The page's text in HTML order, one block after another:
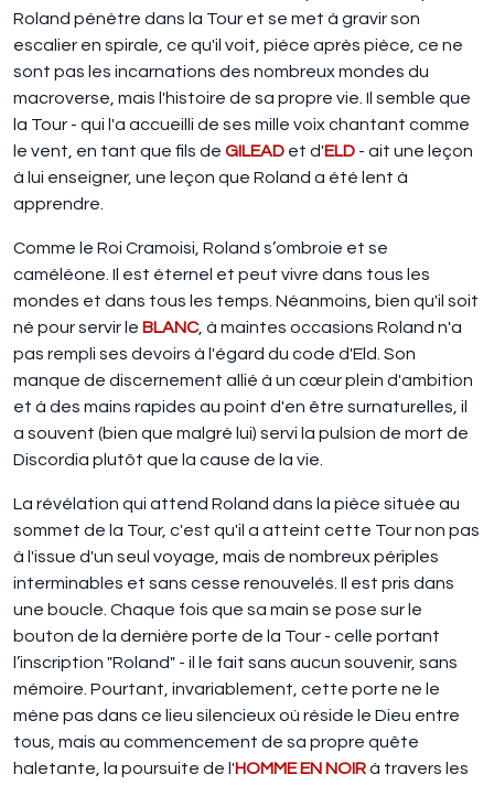
Roland pénètre dans la Tour et se met à gravir son
escalier en spirale, ce qu'il voit, pièce après pièce, ce ne
sont pas les incarnations des nombreux mondes du
macroverse, mais l'histoire de sa propre vie. Il semble que
la Tour - qui l'a accueilli de ses mille voix chantant comme
le vent, en tant que fils de GILEAD et d'ELD - ait une leçon
à lui enseigner, une leçon que Roland a été lent à
apprendre.
Comme le Roi Cramoisi, Roland s’ombroie et se
caméléone. Il est éternel et peut vivre dans tous les
mondes et dans tous les temps. Néanmoins, bien qu'il soit
né pour servir le BLANC, à maintes occasions Roland n'a
pas rempli ses devoirs à l'égard du code d'Eld. Son
manque de discernement allié à un cœur plein d'ambition
et à des mains rapides au point d'en être surnaturelles, il
a souvent (bien que malgré lui) servi la pulsion de mort de
Discordia plutôt que la cause de la vie.
La révélation qui attend Roland dans la pièce située au
sommet de la Tour, c'est qu'il a atteint cette Tour non pas
à l'issue d'un seul voyage, mais de nombreux périples
interminables et sans cesse renouvelés. Il est pris dans
une boucle. Chaque fois que sa main se pose sur le
bouton de la dernière porte de la Tour - celle portant
l’inscription "Roland" - il le fait sans aucun souvenir, sans
mémoire. Pourtant, invariablement, cette porte ne le
mène pas dans ce lieu silencieux où réside le Dieu entre
tous, mais au commencement de sa propre quête
haletante, la poursuite de l'HOMME EN NOIRà travers les